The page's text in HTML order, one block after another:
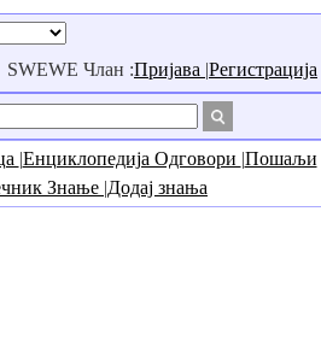
SWEWE Члан :Пријава |Регистрација
|Енциклопедија Одговори |Пошаљи
Знање |Додај знања